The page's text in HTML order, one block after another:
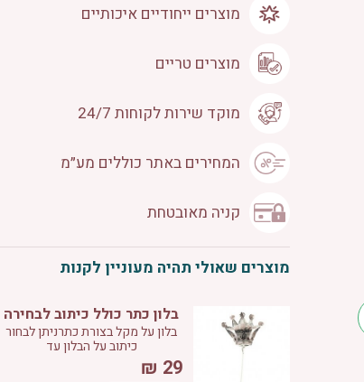
מוצרים ייחודיים איכותיים
מוצרים טריים
מוקד שירות לקוחות 24/7
המחירים באתר כוללים מע״מ
קניה מאובטחת
מוצרים שאולי תהיה מעוניין לקנות
בלון כתר כולל כיתוב לבחירה
בלון על מקל בצורת כתרניתן לבחור
כיתוב על הבלון עד
29
₪